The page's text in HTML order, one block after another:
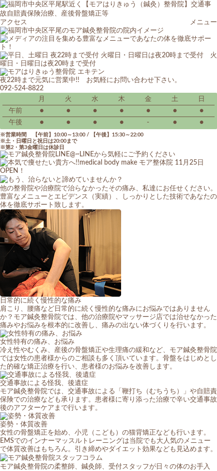
アクセス メニュー
夜22時まで元気に営業中!! お気軽にお問い合わせ下さい。
092-524-8822
月
火 水 木 金 土
日
午前
● ● ● ● ● ●
●
午後
● ● ● ● - ● ●
営業時間 【午前】10:00～13:00 / 【午後】15:30～22:00
土・日曜日と祝日は20:00まで
第2・第3金曜日は休診日
他の整骨院や治療院で治らなかったその痛み、私達にお任せください。
豊富なメニューとエビデンス（実績）、しっかりとした技術であなたの
体を徹底サポート致します。
日常的に続く慢性的な痛み
肩こり、腰痛など日常的に続く慢性的な痛みにお悩みではありません
か？モア鍼灸整骨院では、他の治療院やマッサージ店では治せなかった
痛みやお悩みを根本的に改善し、痛みの出ない体づくりを行います。
女性特有の痛み、お悩み
冷え性やむくみ、産後の骨盤矯正や生理痛の緩和など、モア鍼灸整骨院
では女性の患者様からのご相談も多く頂いています。骨盤をはじめとし
た的確な矯正治療を行い、患者様のお悩みを改善します。
交通事故による怪我、後遺症
モア鍼灸整骨院では、交通事故による「鞭打ち（むちうち）」や自賠責
保険での治療なども承ります。患者様に寄り添った治療で辛い交通事故
後のアフターケアまで行います。
姿勢・体質改善
女性の骨盤矯正を始め、小児（こども）の猫背矯正なども行います。
EMSでのインナーマッスルトレーニングは当院でも大人気のメニュー
で体質改善はもちろん。引き締めやダイエット効果なども見込めます。
モア鍼灸整骨院の柔整師、鍼灸師、受付スタッフが日々の体のお手入